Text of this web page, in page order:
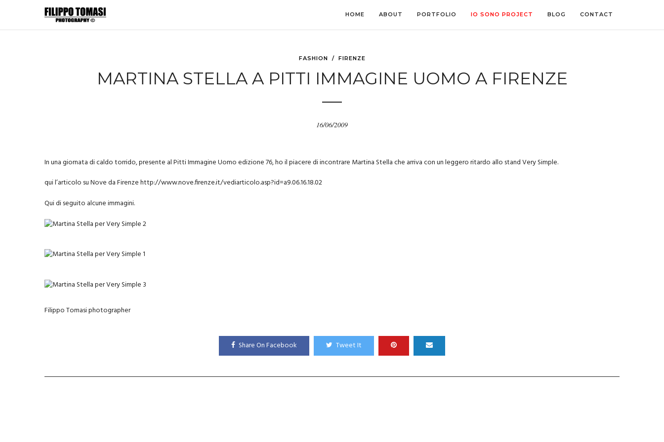
HOME ABOUT PORTFOLIO IO SONO PROJECT BLOG CONTACT
FASHION / FIRENZE
MARTINA STELLA A PITTI IMMAGINE UOMO A FIRENZE
16/06/2009
In una giornata di caldo torrido, presente al Pitti Immagine Uomo edizione 76, ho il piacere di incontrare Martina Stella che arriva con un leggero ritardo allo stand Very Simple.
qui l’articolo su Nove da Firenzehttp://www.nove.firenze.it/vediarticolo.asp?id=a9.06.16.18.02
Qui di seguito alcune immagini.
Filippo Tomasi photographer
Share On Facebook Tweet It